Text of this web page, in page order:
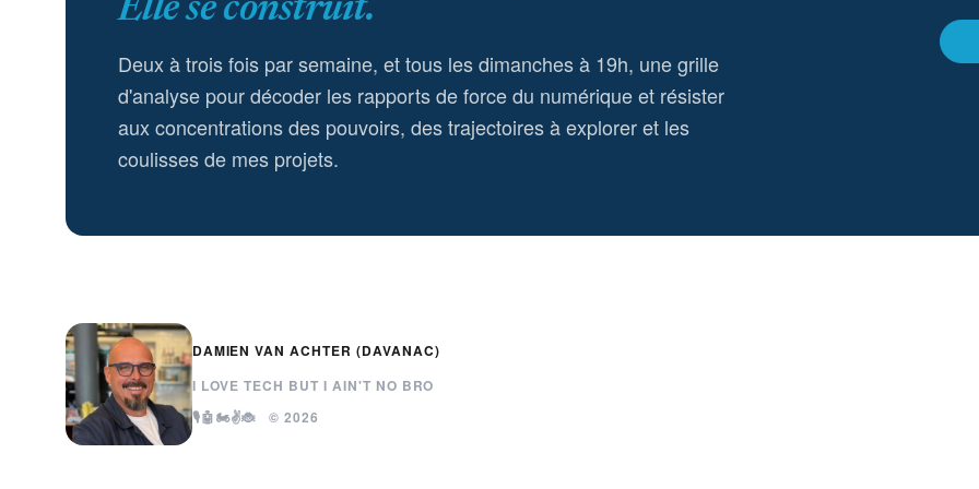
Elle se construit.
Deux à trois fois par semaine, et tous les dimanches à 19h, une grille
d'analyse pour décoder les rapports de force du numérique et résister
aux concentrations des pouvoirs, des trajectoires à explorer et les
coulisses de mes projets.
DAMIEN VAN ACHTER (DAVANAC)
I LOVE TECH BUT I AIN'T NO BRO
🎙️🤖🏍️✌️🐞 © 2026